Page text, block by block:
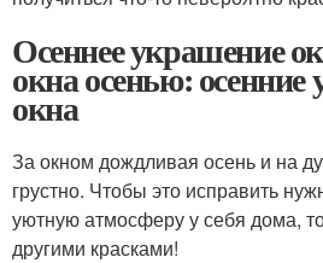
Осеннее украшение
окна осенью:
окна
За окном дождливая осень и на
грустно. Чтобы это исправить
уютную атмосферу у себя дома,
другими красками!